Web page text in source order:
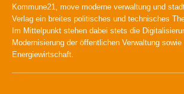
Kommune21, move moderne verwaltung und
Verlag ein breites politisches und technisches
Im Mittelpunkt stehen dabei stets die
Modernisierung der öffentlichen Verwaltung
Energiewirtschaft.